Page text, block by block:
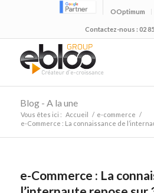
OOptimum
Contactez-nous : 02 85
Blog - A la une
Vous êtes ici : Accueil / e-commerce /
e-Commerce : La connaissance de
e-Commerce : La